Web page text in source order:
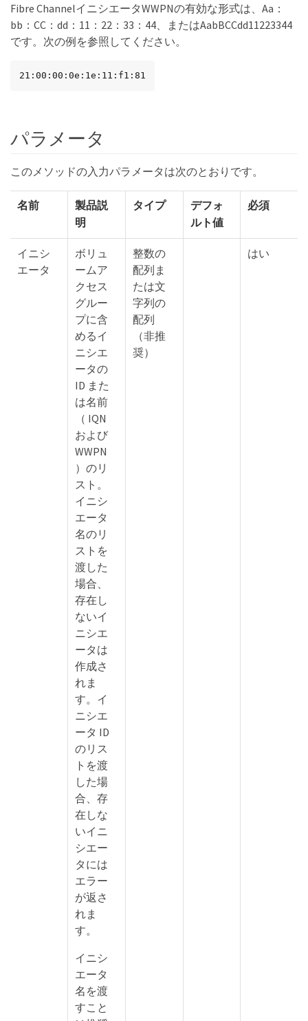
Fibre ChannelイニシエータWWPNの有効な形式は、Aa：
bb：CC：dd：11：22：33：44、またはAabBCCdd11223344
です。次の例を参照してください。
21:00:00:0e:1e:11:f1:81
パラメータ
このメソッドの入力パラメータは次のとおりです。
名前
製品説
明
タイプ
デフォ
ルト値
必須
イニシ
エータ
ボリュ
ームア
クセス
グルー
プに含
めるイ
ニシエ
ータの
ID また
は名前
（ IQN
および
WWPN
）のリ
スト。
イニシ
エータ
名のリ
ストを
渡した
場合、
存在し
ないイ
ニシエ
ータは
作成さ
れま
す。イ
ニシエ
ータ ID
のリス
トを渡
した場
合、存
在しな
いイニ
シエー
タには
エラー
が返さ
れま
す。
イニシ
エータ
名を渡
すこと
整数の
配列ま
たは文
字列の
配列
（非推
奨）
はい